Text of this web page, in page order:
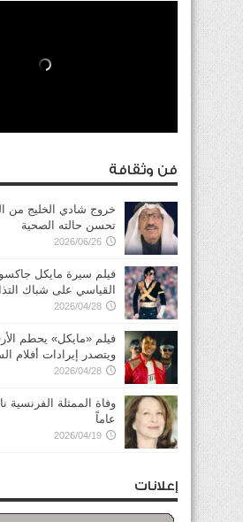
فن وثقافة
خروج شادي الخليج من
تحسن حالته الصحية
2026/06/26
فيلم سيرة مايكل
القياسي على شباك
2026/04/28
فيلم «مايكل» يحطم
ويتصدر إيرادات أفلام
2026/04/28
عاماً
2026/04/19
إعلانات